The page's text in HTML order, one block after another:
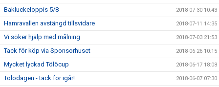
Bakluckeloppis 5/8 2018-07-30 10:43
Hamravallen avstängd tillsvidare 2018-07-11 14:35
Vi söker hjälp med målning 2018-07-03 21:53
Tack för köp via Sponsorhuset 2018-06-26 10:15
Mycket lyckad Tölöcup 2018-06-17 18:08
Tölödagen - tack för igår! 2018-06-07 07:30